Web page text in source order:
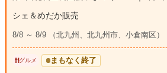
シェ＆めだか販売
8/8 ～ 8/9 （北九州、北九州市、小倉南区）
グルメ まもなく終了